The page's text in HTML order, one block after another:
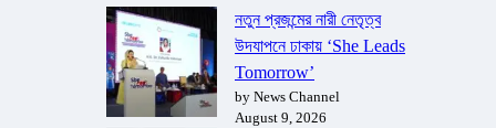
নতুন প্রজন্মের নারী নেতৃত্ব
উদযাপনে ঢাকায় ‘She Leads
Tomorrow’
by News Channel
August 9, 2026